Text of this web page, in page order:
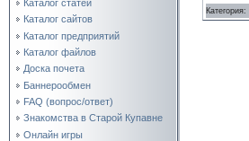
Каталог статей
Каталог сайтов
Каталог предприятий
Каталог файлов
Доска почета
Баннерообмен
FAQ (вопрос/ответ)
Знакомства в Старой Купавне
Онлайн игры
Категория: